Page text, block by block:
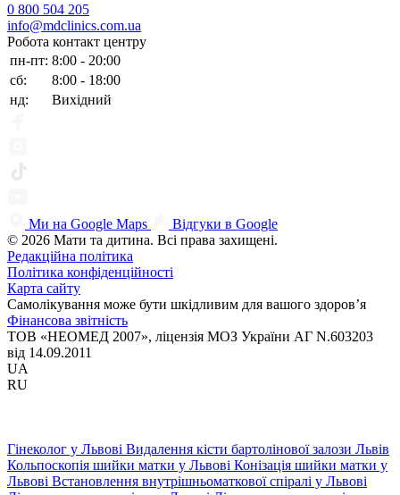
0 800 504 205
info@mdclinics.com.ua
Робота контакт центру
пн-пт: 8:00 - 20:00
сб:
8:00 - 18:00
нд:
Вихідний
Ми на Google Maps
Відгуки в Google
© 2026 Мати та дитина. Всі права захищені.
Редакційна політика
Політика конфіденційності
Карта сайту
Самолікування може бути шкідливим для вашого здоров’я
Фінансова звітність
ТОВ «НЕОМЕД 2007», ліцензія МОЗ України АГ N.603203
від 14.09.2011
UA
RU
Гінеколог у Львові Видалення кісти бартолінової залози Львів
Кольпоскопія шийки матки у Львові Конізація шийки матки у
Львові Встановлення внутрішньоматкової спіралі у Львові